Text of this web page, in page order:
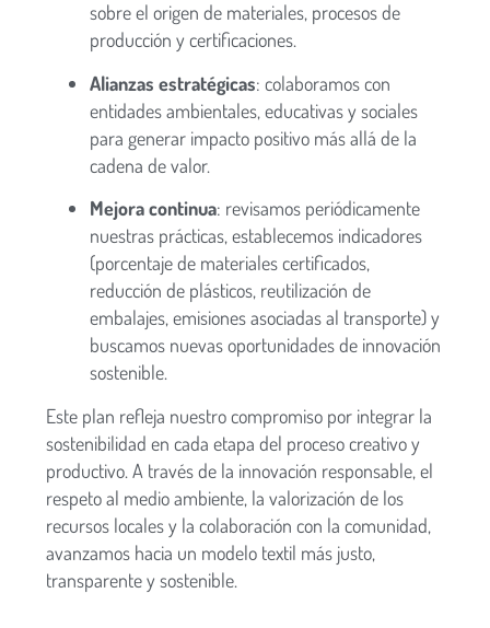
sobre el origen de materiales, procesos de
producción y certificaciones.
Alianzas estratégicas: colaboramos con
entidades ambientales, educativas y sociales
para generar impacto positivo más allá de la
cadena de valor.
Mejora continua: revisamos periódicamente
nuestras prácticas, establecemos indicadores
(porcentaje de materiales certificados,
reducción de plásticos, reutilización de
embalajes, emisiones asociadas al transporte) y
buscamos nuevas oportunidades de innovación
sostenible.
Este plan refleja nuestro compromiso por integrar la
sostenibilidad en cada etapa del proceso creativo y
productivo. A través de la innovación responsable, el
respeto al medio ambiente, la valorización de los
recursos locales y la colaboración con la comunidad,
avanzamos hacia un modelo textil más justo,
transparente y sostenible.